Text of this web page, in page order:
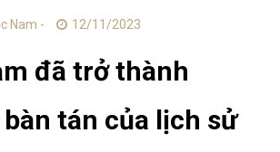
Nam - 12/11/2023
đã trở thành
tán của lịch sử